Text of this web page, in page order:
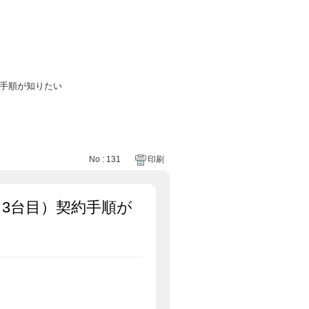
順が知りたい
No : 131 印刷
台目）契約手順が